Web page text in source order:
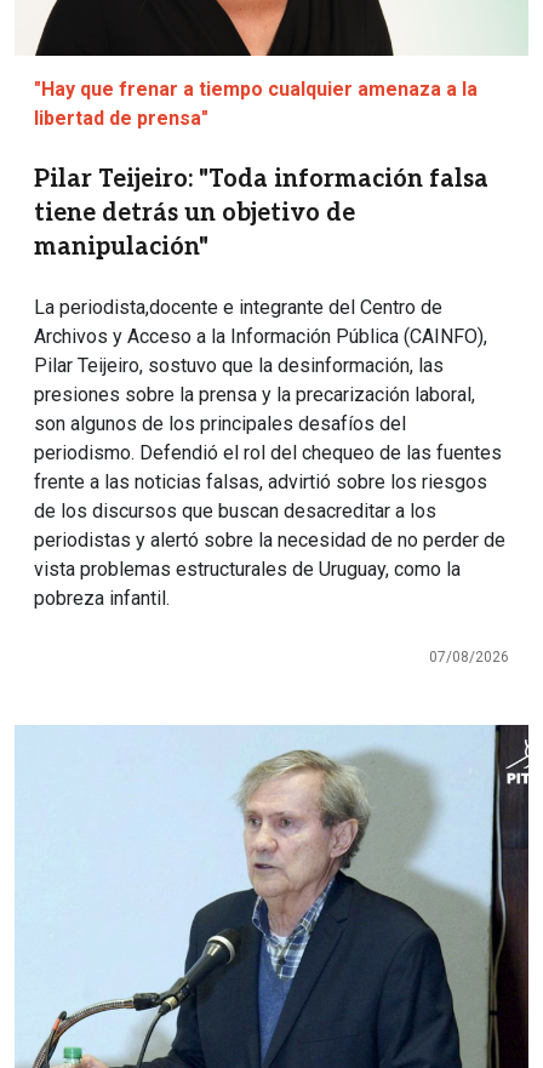
"Hay que frenar a tiempo cualquier amenaza a la
libertad de prensa"
Pilar Teijeiro: "Toda información falsa
tiene detrás un objetivo de
manipulación"
La periodista,docente e integrante del Centro de
Archivos y Acceso a la Información Pública (CAINFO),
Pilar Teijeiro, sostuvo que la desinformación, las
presiones sobre la prensa y la precarización laboral,
son algunos de los principales desafíos del
periodismo. Defendió el rol del chequeo de las fuentes
frente a las noticias falsas, advirtió sobre los riesgos
de los discursos que buscan desacreditar a los
periodistas y alertó sobre la necesidad de no perder de
vista problemas estructurales de Uruguay, como la
pobreza infantil.
07/08/2026